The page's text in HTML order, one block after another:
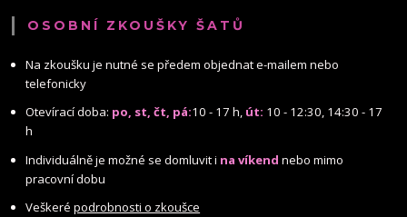
OSOBNÍ ZKOUŠKY ŠATŮ
Na zkoušku je nutné se předem objednat e-mailem nebo
telefonicky
Otevírací doba: po, st, čt, pá:10 - 17 h, út: 10 - 12:30, 14:30 - 17
h
Individuálně je možné se domluvit i na víkend nebo mimo
pracovní dobu
Veškerépodrobnosti o zkoušce